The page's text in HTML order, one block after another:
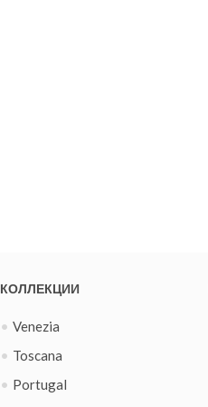
КОЛЛЕКЦИИ
Venezia
Toscana
Portugal